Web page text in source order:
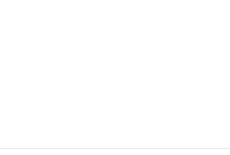
развита, рядом